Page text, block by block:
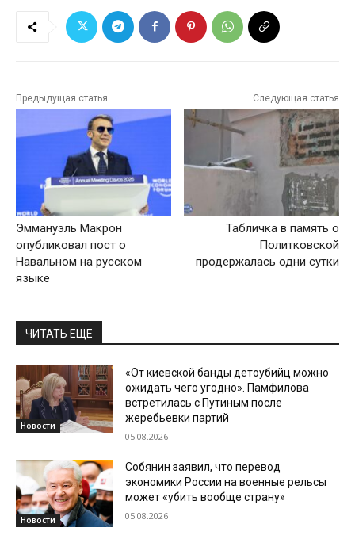
Предыдущая статья
Эммануэль Макрон
опубликовал пост о
Навальном на русском
языке
Следующая статья
Табличка в память о
Политковской
продержалась одни сутки
ЧИТАТЬ ЕЩЕ
Новости
«От киевской банды детоубийц можно
ожидать чего угодно». Памфилова
встретилась с Путиным после
жеребьевки партий
05.08.2026
Новости
Собянин заявил, что перевод
экономики России на военные рельсы
может «убить вообще страну»
05.08.2026